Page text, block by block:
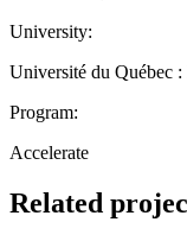
University:
Université du Québec
Program:
Accelerate
Related